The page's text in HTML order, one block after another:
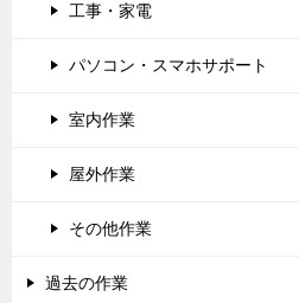
工事・家電
パソコン・スマホサポート
室内作業
屋外作業
その他作業
過去の作業